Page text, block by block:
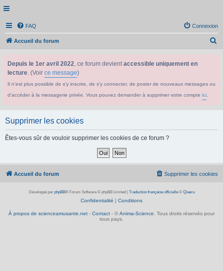
FAQ Connexion
Accueil du forum
Depuis le 1er avril 2022, ce forum devientaccessible uniquement en
lecture. (Voir ce message)
Il n'est plus possible de s'y inscrire, de s'y connecter, de poster de nouveaux messages ou
d'accéder à la messagerie privée. Vous pouvez demander à supprimer votre compte ici
Supprimer les cookies
Êtes-vous sûr de vouloir supprimer les cookies de ce forum ?
Accueil du forum Supprimer les cookies
Développé par phpBB® Forum Software © phpBB Limited Traduction française officielle© Qiaeru
Confidentialité | Conditions
À propos de scienceamusante.net - Contact - © Anima-Science . Tous droits réservés pour
tous pays.